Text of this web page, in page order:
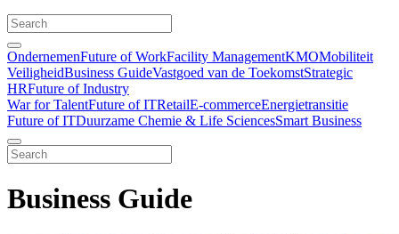
OndernemenFuture of WorkFacility ManagementKMOMobiliteit
VeiligheidBusiness GuideVastgoed van de ToekomstStrategic
HRFuture of Industry
War for TalentFuture of ITRetailE-commerceEnergietransitie
Future of ITDuurzame Chemie & Life SciencesSmart Business
Business Guide